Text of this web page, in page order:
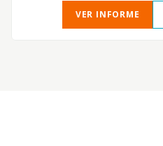
VER INFORME